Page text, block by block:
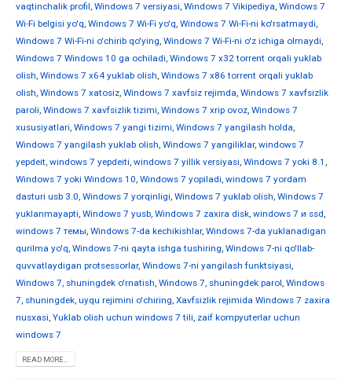
vaqtinchalik profil, Windows 7 versiyasi, Windows 7 Vikipediya, Windows 7
Wi-Fi belgisi yo'q, Windows 7 Wi-Fi yo'q, Windows 7 Wi-Fi-ni ko'rsatmaydi,
Windows 7 Wi-Fi-ni o'chirib qo'ying, Windows 7 Wi-Fi-ni o'z ichiga olmaydi,
Windows 7 Windows 10 ga ochiladi, Windows 7 x32 torrent orqali yuklab
olish, Windows 7 x64 yuklab olish, Windows 7 x86 torrent orqali yuklab
olish, Windows 7 xatosiz, Windows 7 xavfsiz rejimda, Windows 7 xavfsizlik
paroli, Windows 7 xavfsizlik tizimi, Windows 7 xrip ovoz, Windows 7
xususiyatlari, Windows 7 yangi tizimi, Windows 7 yangilash holda,
Windows 7 yangilash yuklab olish, Windows 7 yangiliklar, windows 7
yepdeit, windows 7 yepdeiti, windows 7 yillik versiyasi, Windows 7 yoki 8.1 ,
Windows 7 yoki Windows 10, Windows 7 yopiladi, windows 7 yordam
dasturi usb 3.0, Windows 7 yorqinligi, Windows 7 yuklab olish, Windows 7
yuklanmayapti, Windows 7 yusb, Windows 7 zaxira disk, windows 7 и ssd,
windows 7 темы, Windows 7-da kechikishlar, Windows 7-da yuklanadigan
qurilma yo'q, Windows 7-ni qayta ishga tushiring, Windows 7-ni qo'llab-
quvvatlaydigan protsessorlar, Windows 7-ni yangilash funktsiyasi,
Windows 7, shuningdek o'rnatish, Windows 7, shuningdek parol, Windows
7, shuningdek, uyqu rejimini o'chiring, Xavfsizlik rejimida Windows 7 zaxira
nusxasi, Yuklab olish uchun windows 7 tili, zaif kompyuterlar uchun
windows 7
READ MORE...